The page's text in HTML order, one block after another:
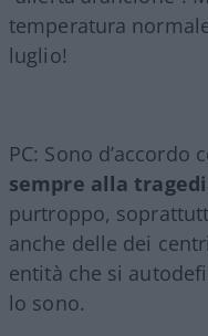
temperatura
luglio!
PC: Sono d’accordo
sempre alla
purtroppo,
anche delle dei
entità che si
lo sono.